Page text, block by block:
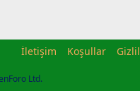
İletişim Koşullar
Ltd.